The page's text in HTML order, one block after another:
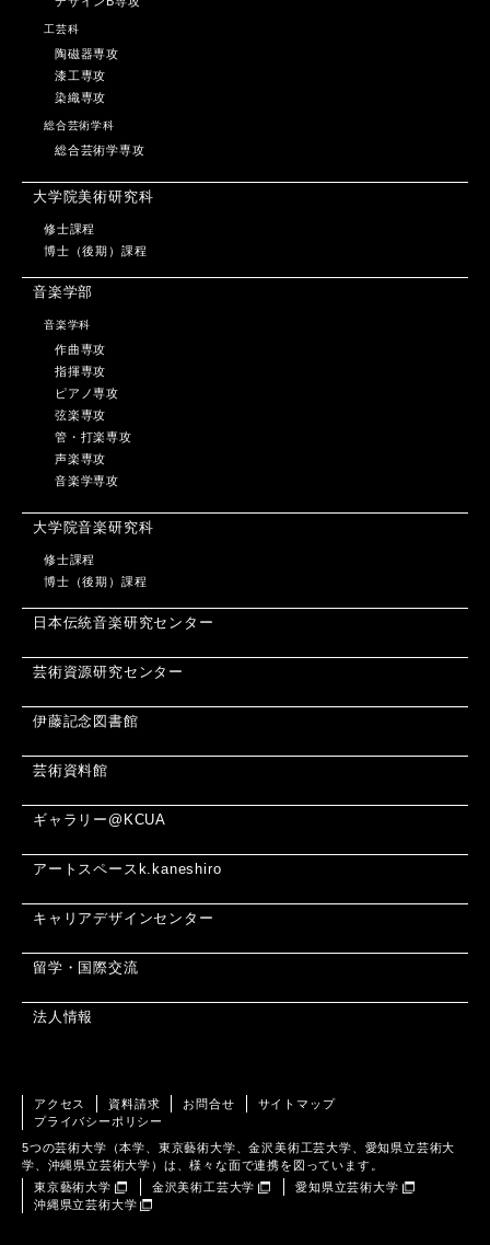
工芸科
陶磁器専攻
漆工専攻
染織専攻
総合芸術学科
総合芸術学専攻
大学院美術研究科
修士課程
博士（後期）課程
音楽学部
音楽学科
作曲専攻
指揮専攻
ピアノ専攻
弦楽専攻
管・打楽専攻
声楽専攻
音楽学専攻
大学院音楽研究科
修士課程
博士（後期）課程
日本伝統音楽研究センター
芸術資源研究センター
伊藤記念図書館
芸術資料館
ギャラリー@KCUA
アートスペースk.kaneshiro
キャリアデザインセンター
留学・国際交流
法人情報
アクセス 資料請求 お問合せ
サイトマップ
プライバシーポリシー
5つの芸術大学（本学、東京藝術大学、金沢美術工芸大学、愛知県立芸術大
学、沖縄県立芸術大学）は、様々な面で連携を図っています。
東京藝術大学
金沢美術工芸大学
愛知県立芸術大学
沖縄県立芸術大学